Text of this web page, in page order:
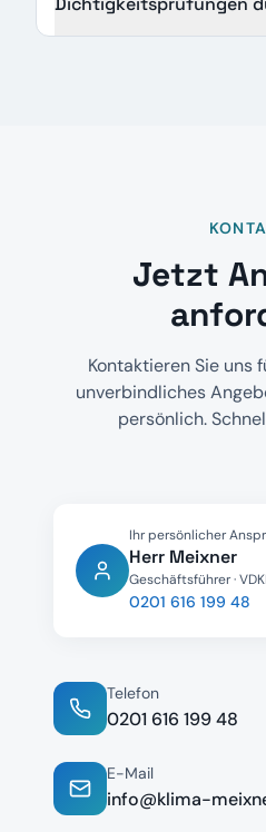
Jetzt
Kontaktieren Sie uns
unverbindliches
persönlich.
Ihr persönlicher
Herr Meixner
Geschäftsführer ·
0201 616 199 48
Telefon
E-Mail
info@klima-